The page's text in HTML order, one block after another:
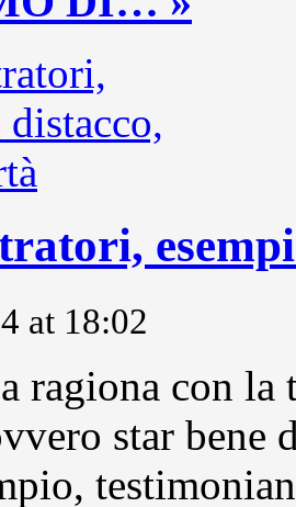
at 18:02
ragiona con
star